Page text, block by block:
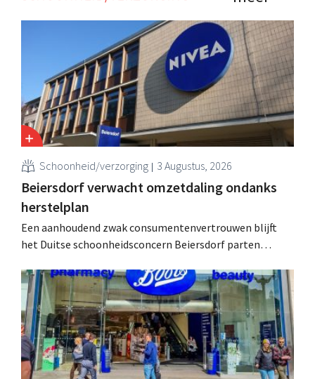
Schoonheid/verzorging 3 Augustus, 2026
Beiersdorf verwacht omzetdaling ondanks
herstelplan
Een aanhoudend zwak consumentenvertrouwen blijft
het Duitse schoonheidsconcern Beiersdorf parten
omzetdaling voor het volledige boekjaar.